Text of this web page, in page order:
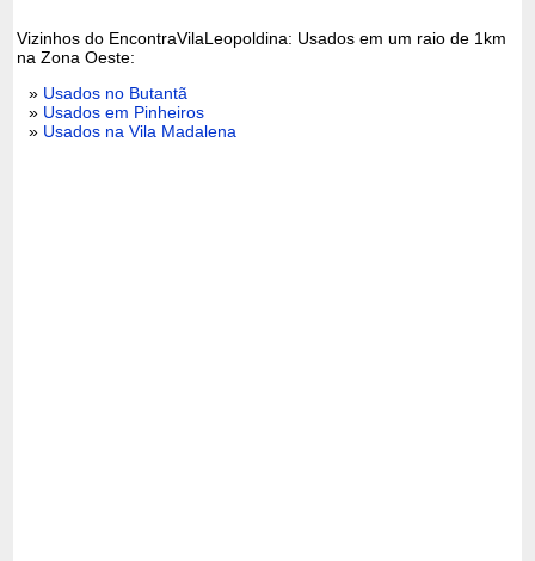
Vizinhos do EncontraVilaLeopoldina: Usados em um raio de 1km
na Zona Oeste:
» Usados no Butantã
» Usados em Pinheiros
» Usados na Vila Madalena